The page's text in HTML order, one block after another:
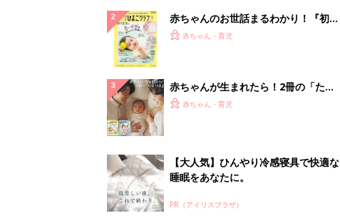
赤ちゃんのお世話まるわかり！『初め
てのひよこクラブ 夏号』〈巻頭大特
解決テク
赤ちゃん・育児
赤ちゃんが生まれたら！2冊の「たま
ひよ」
赤ちゃん・育児
【大人気】ひんやり冷感寝具で快適な
睡眠をあなたに。
PR（アイリスプラザ）